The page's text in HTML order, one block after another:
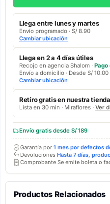
Llega entre lunes y martes
Envío programado · S/ 8.90
Cambiar ubicación
Llega en 2 a 4 días útiles
Recojo en agencia Shalom · Pago
Envío a domicilio · Desde S/ 10.00
Cambiar ubicación
Retíro gratis en nuestra tienda
Lista en 30 min · Miraflores · Ver
Envío gratis desde S/ 189
Garantía por 1 mes por defectos
Devoluciones Hasta 7 días,
Comprobante Se emite boleta o
Productos Relacionados